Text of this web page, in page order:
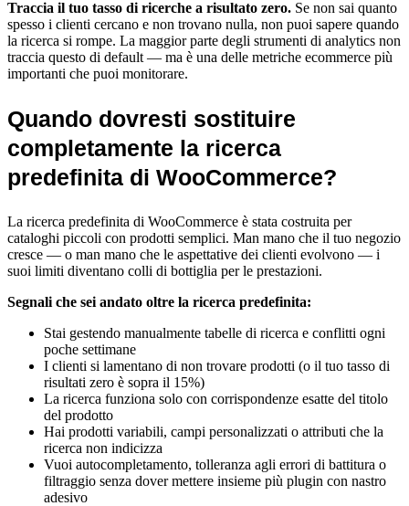
Traccia il tuo tasso di ricerche a risultato zero. Se non sai quanto
spesso i clienti cercano e non trovano nulla, non puoi sapere quando
la ricerca si rompe. La maggior parte degli strumenti di analytics non
traccia questo di default — ma è una delle metriche ecommerce più
importanti che puoi monitorare.
Quando dovresti sostituire
completamente la ricerca
predefinita di WooCommerce?
La ricerca predefinita di WooCommerce è stata costruita per
cataloghi piccoli con prodotti semplici. Man mano che il tuo negozio
cresce — o man mano che le aspettative dei clienti evolvono — i
suoi limiti diventano colli di bottiglia per le prestazioni.
Segnali che sei andato oltre la ricerca predefinita:
Stai gestendo manualmente tabelle di ricerca e conflitti ogni
poche settimane
I clienti si lamentano di non trovare prodotti (o il tuo tasso di
risultati zero è sopra il 15%)
La ricerca funziona solo con corrispondenze esatte del titolo
del prodotto
Hai prodotti variabili, campi personalizzati o attributi che la
ricerca non indicizza
Vuoi autocompletamento, tolleranza agli errori di battitura o
filtraggio senza dover mettere insieme più plugin con nastro
adesivo